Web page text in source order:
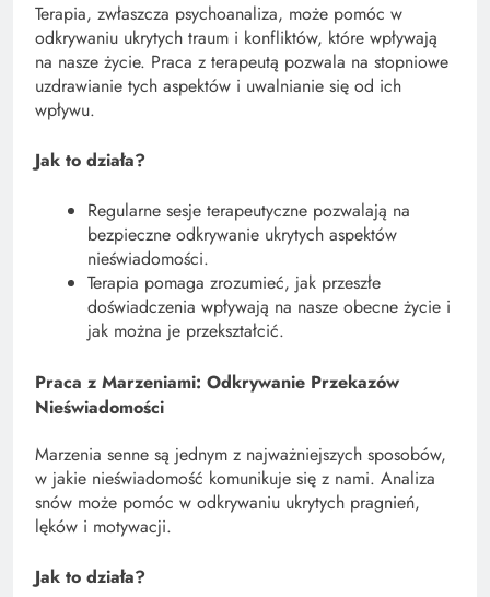
Terapia, zwłaszcza psychoanaliza, może pomóc w
odkrywaniu ukrytych traum i konfliktów, które wpływają
na nasze życie. Praca z terapeutą pozwala na stopniowe
uzdrawianie tych aspektów i uwalnianie się od ich
wpływu.
Jak to działa?
Regularne sesje terapeutyczne pozwalają na
bezpieczne odkrywanie ukrytych aspektów
nieświadomości.
Terapia pomaga zrozumieć, jak przeszłe
doświadczenia wpływają na nasze obecne życie i
jak można je przekształcić.
Praca z Marzeniami: Odkrywanie Przekazów
Nieświadomości
Marzenia senne są jednym z najważniejszych sposobów,
w jakie nieświadomość komunikuje się z nami. Analiza
snów może pomóc w odkrywaniu ukrytych pragnień,
lęków i motywacji.
Jak to działa?